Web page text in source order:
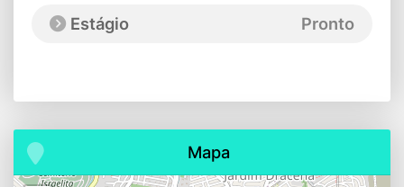
Estágio Pronto
Mapa